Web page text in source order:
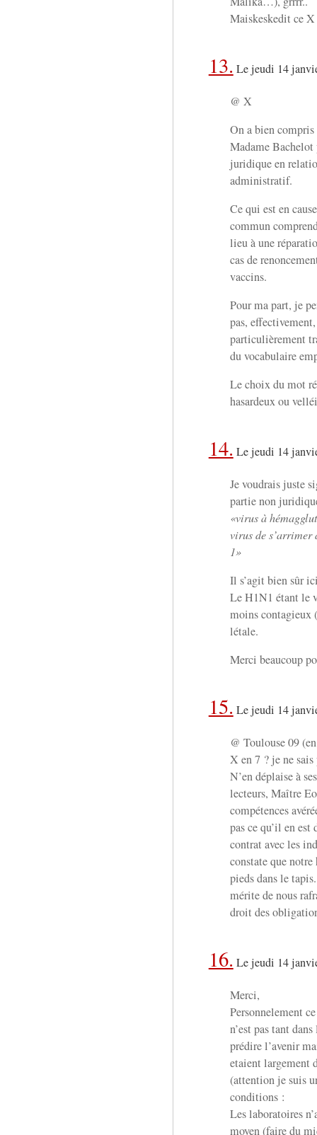
Maiskeskedit ce
13. Le jeudi 14
@ X
On a bien
Madame
juridique en
administratif.
Ce qui est en
commun
lieu à une
cas de
vaccins.
Pour ma part, je
pas,
particulièrement
du vocabulaire
Le choix du mot
hasardeux ou
14. Le jeudi 14
Je voudrais juste
partie non
virus à
virus de
1
Il s’agit bien sûr
Le H1N1 étant le
moins contagieux
létale.
Merci beaucoup
15. Le jeudi 14
@ Toulouse 09
X en 7 ? je ne
N’en déplaise à
lecteurs, Maître
compétences
pas ce qu’il en
contrat avec les
constate que
pieds dans le
mérite de nous
droit des
16. Le jeudi 14
Merci,
Personnelement
n’est pas tant
prédire l’avenir
etaient largement
(attention je suis
conditions :
Les laboratoires
moyen (faire du